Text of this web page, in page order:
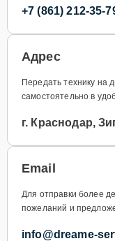
+7 (861) 212-35-
Адрес
Передать технику на
самостоятельно в
г. Краснодар,
Email
Для отправки более
пожеланий и
info@dreame-